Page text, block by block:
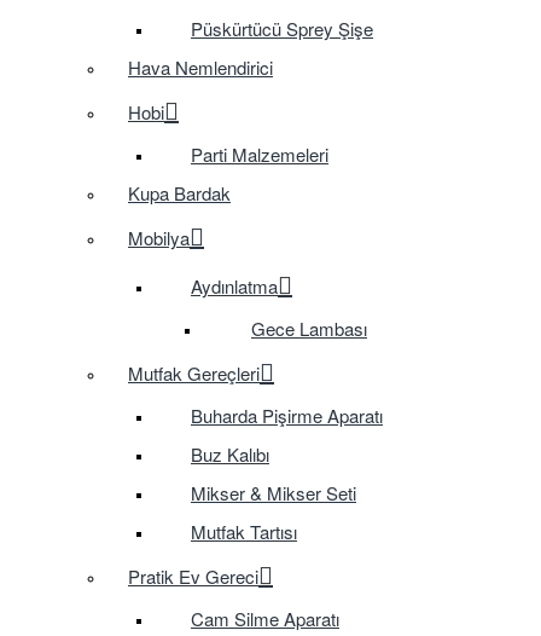
Püskürtücü Sprey Şişe
Hava Nemlendirici
Hobi
Parti Malzemeleri
Kupa Bardak
Mobilya
Aydınlatma
Gece Lambası
Mutfak Gereçleri
Buharda Pişirme Aparatı
Buz Kalıbı
Mikser & Mikser Seti
Mutfak Tartısı
Pratik Ev Gereci
Cam Silme Aparatı